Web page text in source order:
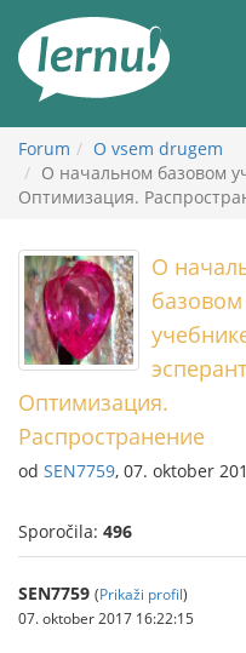
vsebini
Forum
O vsem drugem
О начальном базовом
Оптимизация.
О
базовом
Оптимизация.
Распространение
od SEN7759, 07. oktober
Sporočila: 496
SEN7759 (Prikaži profil)
07. oktober 2017 16:22:15